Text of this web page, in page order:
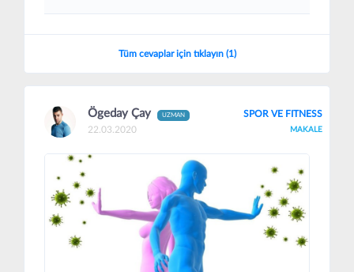
Tüm cevaplar için tıklayın (1)
Ögeday Çay UZMAN
22.03.2020
SPOR VE FITNESS
MAKALE